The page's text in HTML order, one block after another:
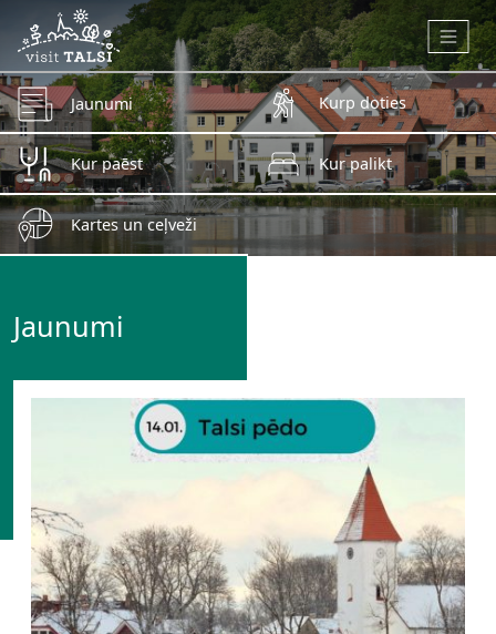
Skip to main content
Jaunumi Kurp doties
Kur paēst Kur palikt
Kartes un ceļveži
Jaunumi